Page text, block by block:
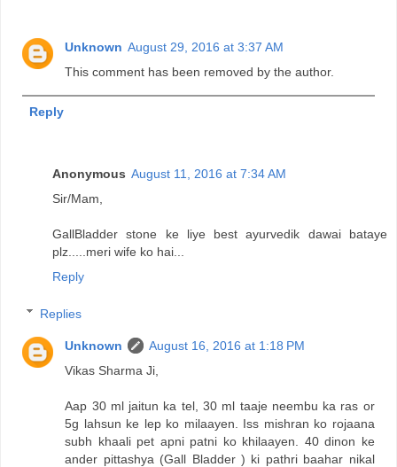
Unknown August 29, 2016 at 3:37 AM
This comment has been removed by the author.
Reply
Anonymous August 11, 2016 at 7:34 AM
Sir/Mam,
GallBladder stone ke liye best ayurvedik dawai bataye
plz.....meri wife ko hai...
Reply
Replies
Unknown
August 16, 2016 at 1:18 PM
Vikas Sharma Ji,
Aap 30 ml jaitun ka tel, 30 ml taaje neembu ka ras or
5g lahsun ke lep ko milaayen. Iss mishran ko rojaana
subh khaali pet apni patni ko khilaayen. 40 dinon ke
ander pittashya (Gall Bladder ) ki pathri baahar nikal